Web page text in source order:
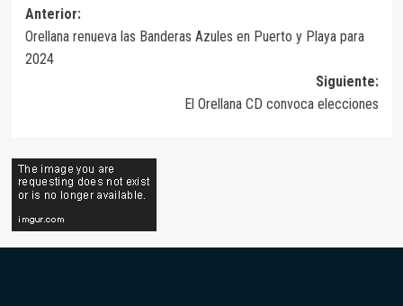
Navegación
de
Anterior:
Orellana renueva las Banderas Azules en Puerto y Playa para
2024
Siguiente:
El Orellana CD convoca elecciones